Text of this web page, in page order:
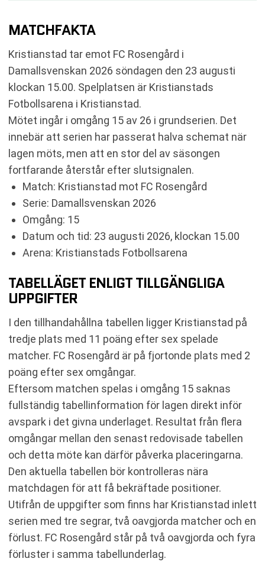
MATCHFAKTA
Kristianstad tar emot FC Rosengård i
Damallsvenskan 2026 söndagen den 23 augusti
klockan 15.00. Spelplatsen är Kristianstads
Fotbollsarena i Kristianstad.
Mötet ingår i omgång 15 av 26 i grundserien. Det
innebär att serien har passerat halva schemat när
lagen möts, men att en stor del av säsongen
fortfarande återstår efter slutsignalen.
Match: Kristianstad mot FC Rosengård
Serie: Damallsvenskan 2026
Omgång: 15
Datum och tid: 23 augusti 2026, klockan 15.00
Arena: Kristianstads Fotbollsarena
TABELLÄGET ENLIGT TILLGÄNGLIGA
UPPGIFTER
I den tillhandahållna tabellen ligger Kristianstad på
tredje plats med 11 poäng efter sex spelade
matcher. FC Rosengård är på fjortonde plats med 2
poäng efter sex omgångar.
Eftersom matchen spelas i omgång 15 saknas
fullständig tabellinformation för lagen direkt inför
avspark i det givna underlaget. Resultat från flera
omgångar mellan den senast redovisade tabellen
och detta möte kan därför påverka placeringarna.
Den aktuella tabellen bör kontrolleras nära
matchdagen för att få bekräftade positioner.
Utifrån de uppgifter som finns har Kristianstad inlett
serien med tre segrar, två oavgjorda matcher och en
förlust. FC Rosengård står på två oavgjorda och fyra
förluster i samma tabellunderlag.